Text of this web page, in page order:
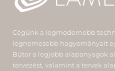
Cégünk a legmodernebb
legnemesebb hagyományait
Bútor a legjobb alapanyagok
tervezést, valamint a tervek